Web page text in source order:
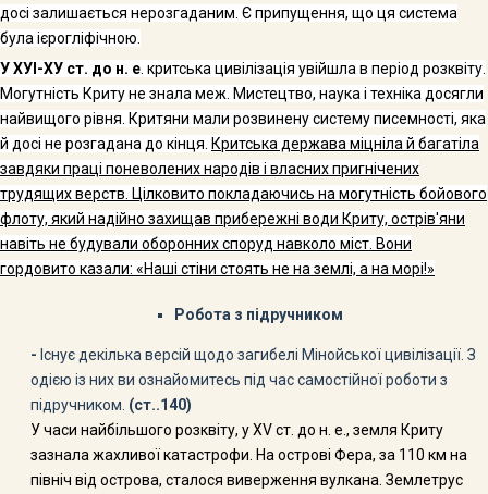
досі залишається нерозгаданим. Є припущення, що ця система
була ієрогліфічною.
У ХУІ-ХУ ст. до н. е . критська цивілізація увійшла в період розквіту.
Могут­ність Криту не знала меж. Мистецтво, наука і техніка досягли
найвищого рівня. Критяни мали розвинену систему писемності, яка
й досі не розгадана до кінця. Критська держава міцніла й багатіла
завдяки праці поневолених народів і влас­них пригнічених
трудящих верств. Цілковито покладаючись на могутність бойо­вого
флоту, який надійно захищав прибережні води Криту, острів'яни
навіть не будували оборонних споруд навколо міст. Вони
гордовито казали: «Наші стіни стоять не на землі, а на морі!»
Робота з підручником
- Існує декілька версій щодо загибелі Мінойської цивілізації. З
одією із них ви ознайомитесь під час самостійної роботи з
підручником. (ст..140)
У часи найбільшого розквіту, уXV ст. до н. е., зем­ля Криту
зазнала жахливої катастрофи. На острові Фера, за 110 км на
північ від острова, сталося вивер­ження вулкана. Землетрус